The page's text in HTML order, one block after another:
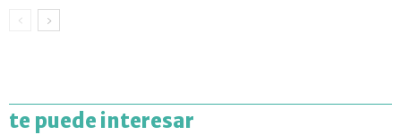
te puede interesar